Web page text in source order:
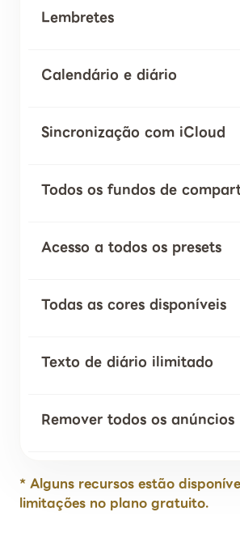
Lembretes
Calendário e diário
Sincronização com iCloud
Todos os fundos de
Acesso a todos os presets
Todas as cores disponíveis
Texto de diário ilimitado
Remover todos os anúncios
* Alguns recursos estão
limitações no plano gratuito.